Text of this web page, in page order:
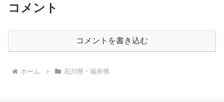
コメント
コメントを書き込む
ホーム 石川県・福井県